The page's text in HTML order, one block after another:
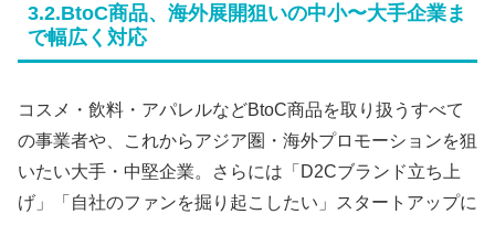
3.2.BtoC商品、海外展開狙いの中小〜大手企業ま
で幅広く対応
コスメ・飲料・アパレルなどBtoC商品を取り扱うすべて
の事業者や、これからアジア圏・海外プロモーションを狙
いたい大手・中堅企業。さらには「D2Cブランド立ち上
げ」「自社のファンを掘り起こしたい」スタートアップに